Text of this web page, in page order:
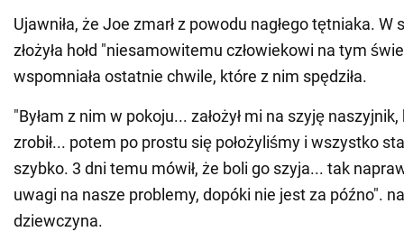
Ujawniła, że Joe zmarł z powodu nagłego tętniaka.
złożyła hołd "niesamowitemu człowiekowi na tym
wspomniała ostatnie chwile, które z nim spędziła.
"Byłam z nim w pokoju... założył mi na szyję
zrobił... potem po prostu się położyliśmy i wszystko
szybko. 3 dni temu mówił, że boli go szyja... tak
uwagi na nasze problemy, dopóki nie jest za późno".
dziewczyna.